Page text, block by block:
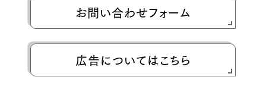
お問い合わせフォーム
広告についてはこちら